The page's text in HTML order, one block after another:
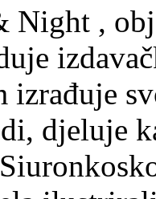
Night ,
izrađuje
djeluje